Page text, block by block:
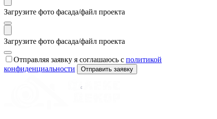
Загрузите фото фасада/файл проекта
Загрузите фото фасада/файл проекта
Отправляя заявку я соглашаюсь с политикой
конфиденциальности
Отправить заявку